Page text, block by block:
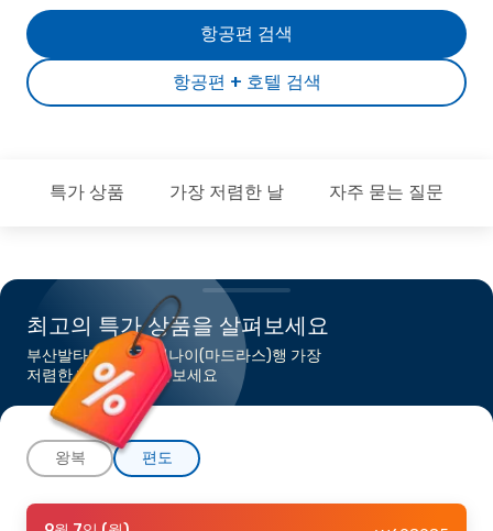
항공편 + 호텔 검색
항공편 검색
특가 상품 가장 저렴한 날 자주 묻는 질문
최고의 특가 상품을 살펴보세요
부산발타밀나두주 첸나이(마드라스)행 가장
저렴한 항공편을 찾아보세요
왕복 편도